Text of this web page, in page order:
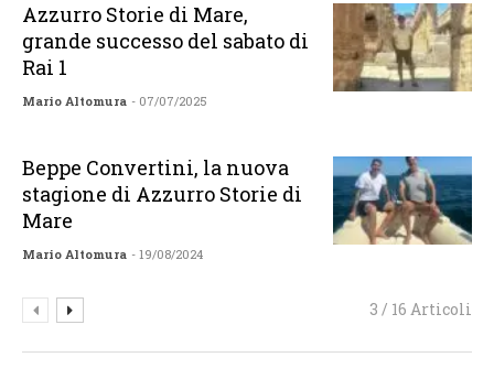
Azzurro Storie di Mare,
grande successo del sabato di
Rai 1
Mario Altomura - 07/07/2025
Beppe Convertini, la nuova
stagione di Azzurro Storie di
Mare
Mario Altomura - 19/08/2024
3 / 16 Articoli